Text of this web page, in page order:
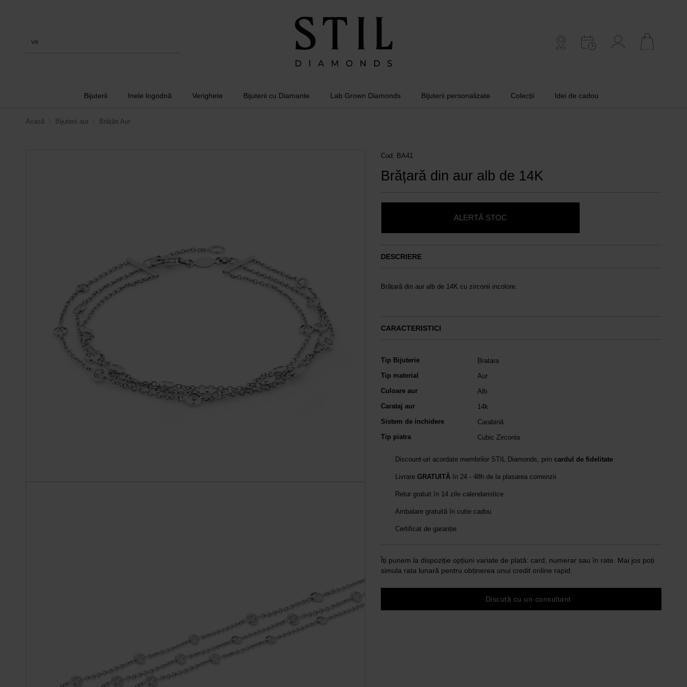
verighete
Bijuterii Inele logodnă Verighete Bijuterii cu Diamante Lab Grown Diamonds Bijuterii personalizate Colecții Idei de cadou
Acasă Bijuterii aur Brățări Aur
Cod: BA41
Brățară din aur alb de 14K
ALERTĂ STOC
DESCRIERE
Brățară din aur alb de 14K cu zirconii incolore.
CARACTERISTICI
Tip Bijuterie
Bratara
Tip material
Aur
Culoare aur
Alb
Carataj aur
14k
Sistem de inchidere
Carabină
Tip piatra
Cubic Zirconia
Discount-uri acordate membrilor STIL Diamonds, prin cardul de fidelitate
Livrare GRATUITĂîn 24 - 48h de la plasarea comenzii
Retur gratuit în 14 zile calendaristice
Ambalare gratuită în cutie cadou
Certificat de garanție
Îți punem la dispoziție opțiuni variate de plată: card, numerar sau în rate. Mai jos poți
simula rata lunară pentru obținerea unui credit online rapid.
Discută cu un consultant